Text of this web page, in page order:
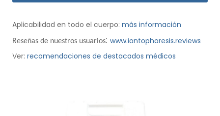
Aplicabilidad en todo el cuerpo: más información
Reseñas de nuestros usuarios: www.iontophoresis.reviews
Ver: recomendaciones de destacados médicos